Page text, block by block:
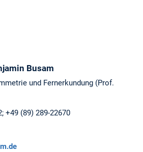
Busam
und Fernerkundung (Prof.
+49 (89) 289-22670